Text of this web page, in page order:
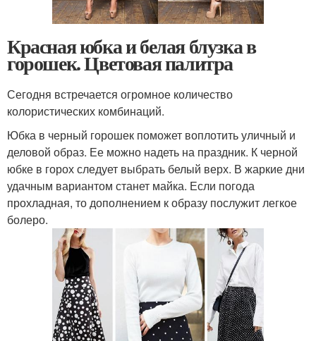
Красная юбка и белая блузка в
горошек. Цветовая палитра
Сегодня встречается огромное количество
колористических комбинаций.
Юбка в черный горошек поможет воплотить уличный и
деловой образ. Ее можно надеть на праздник. К черной
юбке в горох следует выбрать белый верх. В жаркие дни
удачным вариантом станет майка. Если погода
прохладная, то дополнением к образу послужит легкое
болеро.